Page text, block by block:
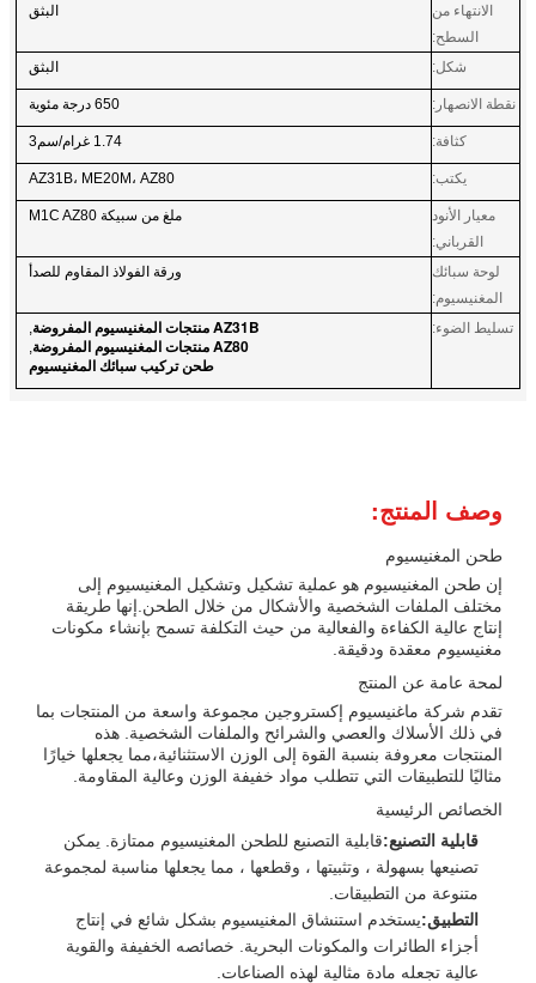
الانتهاء من
السطح:
البثق
شكل: البثق
نقطة الانصهار: 650 درجة مئوية
كثافة: 1.74 غرام/سم3
يكتب: AZ31B، ME20M، AZ80
معيار الأنود
القرباني:
ملغ من سبيكة M1C AZ80
لوحة سبائك
المغنيسيوم:
ورقة الفولاذ المقاوم للصدأ
تسليط الضوء: AZ31B منتجات المغنيسيوم المفروضة ,
AZ80 منتجات المغنيسيوم المفروضة ,
طحن تركيب سبائك المغنيسيوم
وصف المنتج:
طحن المغنيسيوم
إن طحن المغنيسيوم هو عملية تشكيل وتشكيل المغنيسيوم إلى
مختلف الملفات الشخصية والأشكال من خلال الطحن.إنها طريقة
إنتاج عالية الكفاءة والفعالية من حيث التكلفة تسمح بإنشاء مكونات
مغنيسيوم معقدة ودقيقة.
لمحة عامة عن المنتج
تقدم شركة ماغنيسيوم إكستروجين مجموعة واسعة من المنتجات بما
في ذلك الأسلاك والعصي والشرائح والملفات الشخصية. هذه
المنتجات معروفة بنسبة القوة إلى الوزن الاستثنائية،مما يجعلها خيارًا
مثاليًا للتطبيقات التي تتطلب مواد خفيفة الوزن وعالية المقاومة.
الخصائص الرئيسية
قابلية التصنيع:قابلية التصنيع للطحن المغنيسيوم ممتازة. يمكن
تصنيعها بسهولة ، وتثبيتها ، وقطعها ، مما يجعلها مناسبة لمجموعة
متنوعة من التطبيقات.
التطبيق:يستخدم استنشاق المغنيسيوم بشكل شائع في إنتاج
أجزاء الطائرات والمكونات البحرية. خصائصه الخفيفة والقوية
عالية تجعله مادة مثالية لهذه الصناعات.